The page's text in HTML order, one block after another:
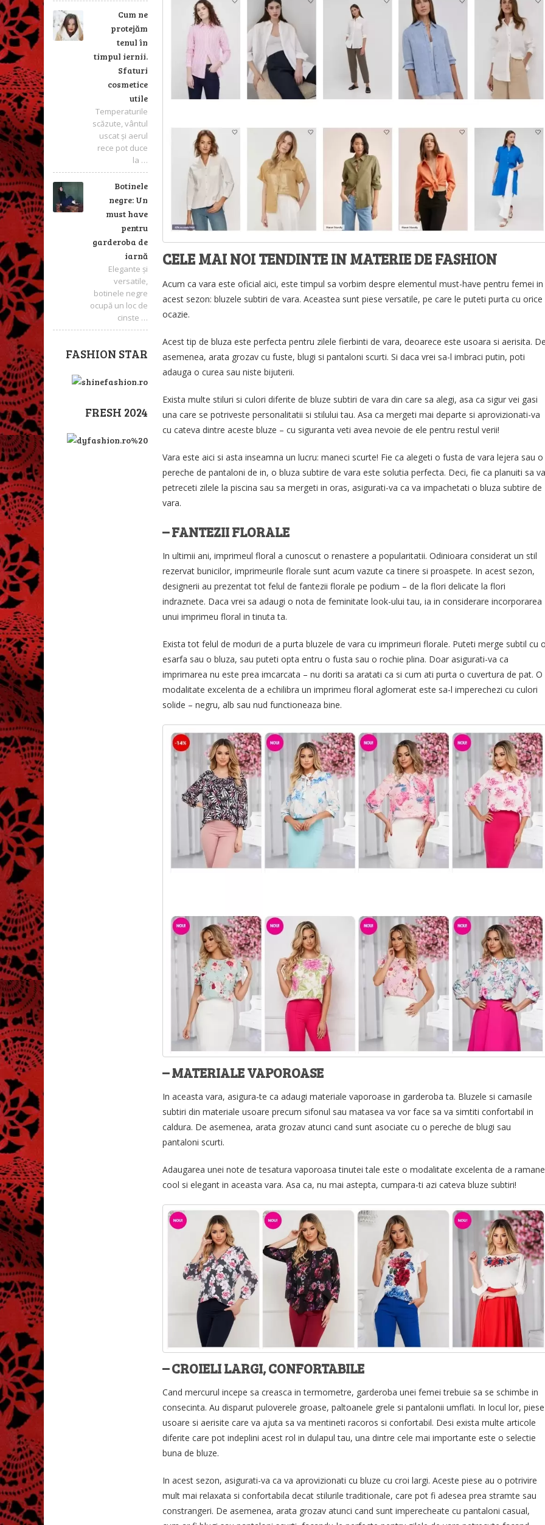
Cum ne
protejăm
tenul în
timpul iernii.
Sfaturi
cosmetice
utile
Temperaturile
scăzute, vântul
uscat și aerul
rece pot duce
la …
Botinele
negre: Un
must have
pentru
garderoba de
iarnă
Elegante și
versatile,
botinele negre
ocupă un loc de
cinste …
FASHION STAR
FRESH 2024
CELE MAI NOI TENDINTE IN MATERIE DE FASHION
Acum ca vara este oficial aici, este timpul sa vorbim despre elementul must-have pentru femei in
acest sezon: bluzele subtiri de vara. Aceastea sunt piese versatile, pe care le puteti purta cu orice
ocazie.
Acest tip de bluza este perfecta pentru zilele fierbinti de vara, deoarece este usoara si aerisita.
asemenea, arata grozav cu fuste, blugi si pantaloni scurti. Si daca vrei sa-l imbraci putin, poti
adauga o curea sau niste bijuterii.
Exista multe stiluri si culori diferite de bluze subtiri de vara din care sa alegi, asa ca sigur vei gasi
una care se potriveste personalitatii si stilului tau. Asa ca mergeti mai departe si aprovizionati-va
cu cateva dintre aceste bluze – cu siguranta veti avea nevoie de ele pentru restul verii!
Vara este aici si asta inseamna un lucru: maneci scurte! Fie ca alegeti o fusta de vara lejera sau o
pereche de pantaloni de in, o bluza subtire de vara este solutia perfecta. Deci, fie ca planuiti sa va
petreceti zilele la piscina sau sa mergeti in oras, asigurati-va ca va impachetati o bluza subtire de
vara.
– FANTEZII FLORALE
In ultimii ani, imprimeul floral a cunoscut o renastere a popularitatii. Odinioara considerat un stil
rezervat bunicilor, imprimeurile florale sunt acum vazute ca tinere si proaspete. In acest sezon,
designerii au prezentat tot felul de fantezii florale pe podium – de la flori delicate la flori
indraznete. Daca vrei sa adaugi o nota de feminitate look-ului tau, ia in considerare incorporarea
unui imprimeu floral in tinuta ta.
Exista tot felul de moduri de a purta bluzele de vara cu imprimeuri florale. Puteti merge subtil cu
esarfa sau o bluza, sau puteti opta entru o fusta sau o rochie plina. Doar asigurati-va ca
imprimarea nu este prea imcarcata – nu doriti sa aratati ca si cum ati purta o cuvertura de pat. O
modalitate excelenta de a echilibra un imprimeu floral aglomerat este sa-l imperechezi cu culori
solide – negru, alb sau nud functioneaza bine.
– MATERIALE VAPOROASE
In aceasta vara, asigura-te ca adaugi materiale vaporoase in garderoba ta. Bluzele si camasile
subtiri din materiale usoare precum sifonul sau matasea va vor face sa va simtiti confortabil in
caldura. De asemenea, arata grozav atunci cand sunt asociate cu o pereche de blugi sau
pantaloni scurti.
Adaugarea unei note de tesatura vaporoasa tinutei tale este o modalitate excelenta de a ramane
cool si elegant in aceasta vara. Asa ca, nu mai astepta, cumpara-ti azi cateva bluze subtiri!
– CROIELI LARGI, CONFORTABILE
Cand mercurul incepe sa creasca in termometre, garderoba unei femei trebuie sa se schimbe in
consecinta. Au disparut puloverele groase, paltoanele grele si pantalonii umflati. In locul lor, piese
usoare si aerisite care va ajuta sa va mentineti racoros si confortabil. Desi exista multe articole
diferite care pot indeplini acest rol in dulapul tau, una dintre cele mai importante este o selectie
buna de bluze.
In acest sezon, asigurati-va ca va aprovizionati cu bluze cu croi largi. Aceste piese au o potrivire
mult mai relaxata si confortabila decat stilurile traditionale, care pot fi adesea prea stramte sau
constrangeri. De asemenea, arata grozav atunci cand sunt imperecheate cu pantaloni casual,